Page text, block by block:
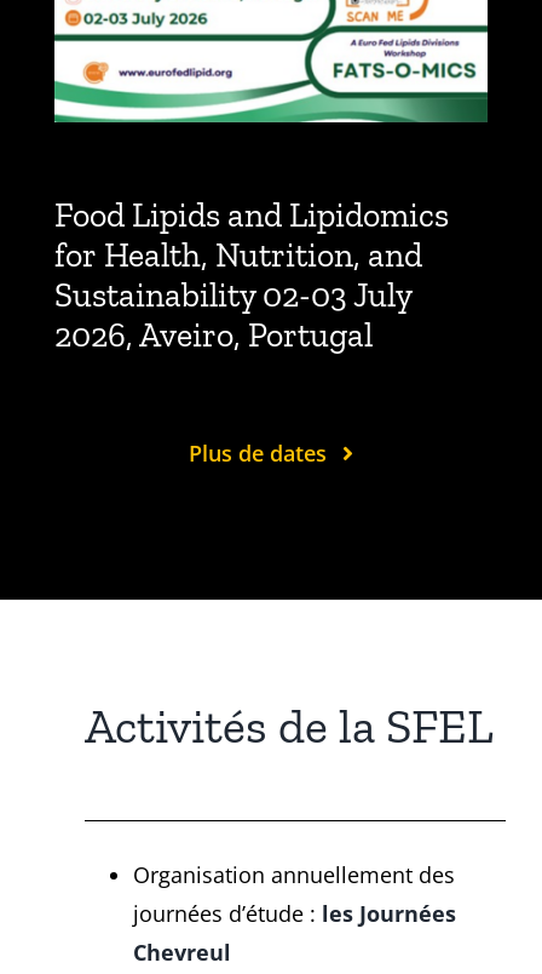
Food Lipids and Lipidomics
for Health, Nutrition, and
Sustainability 02-03 July
2026, Aveiro, Portugal
Plus de dates
Activités de la SFEL
Organisation annuellement des
journées d’étude : les Journées
Chevreul